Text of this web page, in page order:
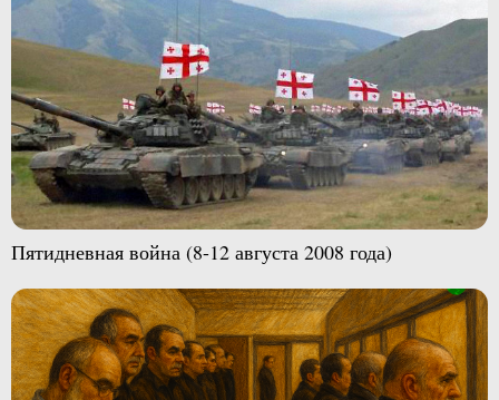
Пятидневная война (8-12 августа 2008 года)